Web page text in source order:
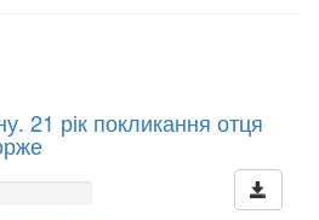
21 рік покликання отця